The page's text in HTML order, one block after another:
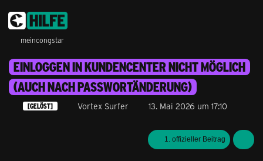
meincongstar
EINLOGGEN IN KUNDENCENTER NICHT MÖGLICH
(AUCH NACH PASSWORTÄNDERUNG)
[GELÖST] Vortex Surfer 13. Mai 2026 um 17:10
1. offizieller Beitrag